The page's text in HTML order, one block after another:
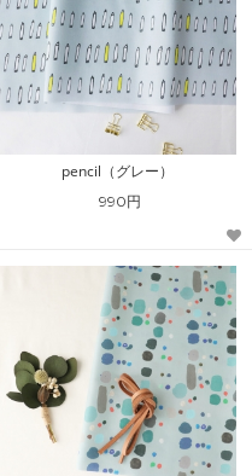
pencil（グレー）
990円